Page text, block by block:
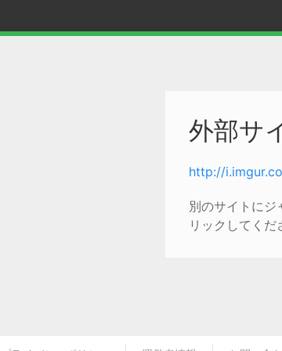
外部サ
http://
別のサイトにジ
リックしてくだ